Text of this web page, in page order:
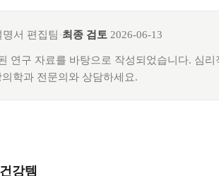
서 편집팀 ·최종 검토 2026-06-13
연구 자료를 바탕으로 작성되었습니다. 심
학과 전문의와 상담하세요.
강템